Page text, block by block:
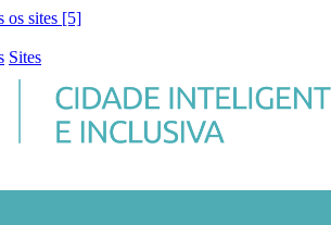
os sites [5]
Sites